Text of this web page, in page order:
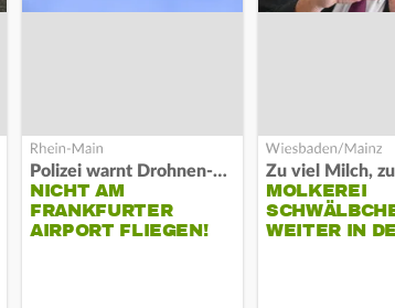
Polizei warnt Drohnen-Besitzer
NICHT AM
FRANKFURTER
AIRPORT FLIEGEN!
MOLKEREI
WEITER IN